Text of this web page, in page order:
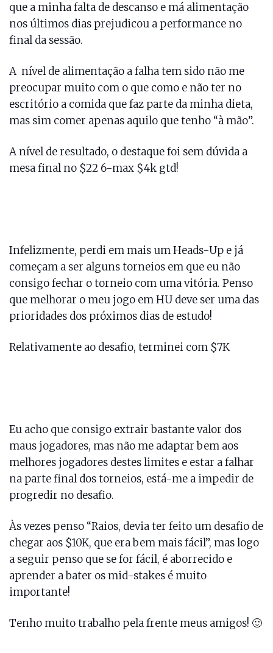
que a minha falta de descanso e má alimentação
nos últimos dias prejudicou a performance no
final da sessão.
A nível de alimentação a falha tem sido não me
preocupar muito com o que como e não ter no
escritório a comida que faz parte da minha dieta,
mas sim comer apenas aquilo que tenho “à mão”.
A nível de resultado, o destaque foi sem dúvida a
mesa final no $22 6-max $4k gtd!
Infelizmente, perdi em mais um Heads-Up e já
começam a ser alguns torneios em que eu não
consigo fechar o torneio com uma vitória. Penso
que melhorar o meu jogo em HU deve ser uma das
prioridades dos próximos dias de estudo!
Relativamente ao desafio, terminei com $7K
Eu acho que consigo extrair bastante valor dos
maus jogadores, mas não me adaptar bem aos
melhores jogadores destes limites e estar a falhar
na parte final dos torneios, está-me a impedir de
progredir no desafio.
Às vezes penso “Raios, devia ter feito um desafio de
chegar aos $10K, que era bem mais fácil”, mas logo
a seguir penso que se for fácil, é aborrecido e
aprender a bater os mid-stakes é muito
importante!
Tenho muito trabalho pela frente meus amigos! 🙂